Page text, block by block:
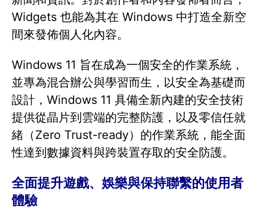
Widgets 也能為其在 Windows 中打造全新空
間來發佈個人化內容。
Windows 11 旨在成為一個安全的作業系統，
並專為混合辦公與學習而生，以安全為基礎而
設計，Windows 11 具備全新內建的安全技術
提供從晶片到雲端的完整防護，以及零信任就
緒（Zero Trust-ready）的作業系統，能全面
性達到數據資料與跨裝置存取的安全防護。
全面提升遊戲、娛樂與保持聯繫的使用者
體驗